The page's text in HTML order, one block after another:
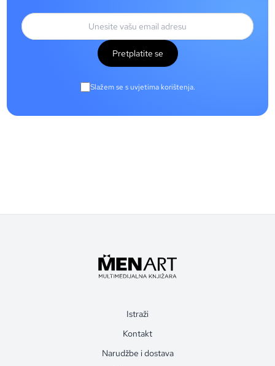
Pretplatite se
Slažem se s uvjetima korištenja.
Istraži
Kontakt
Narudžbe i dostava